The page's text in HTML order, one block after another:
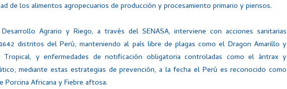
de los alimentos agropecuarios de producción y procesamiento primario y piensos.
Agrario y Riego, a través del SENASA, interviene con acciones sanitarias
distritos del Perú; manteniendo al país libre de plagas como el Dragon Amarillo y
Tropical, y enfermedades de notificación obligatoria controladas como el ántrax y
mediante estas estrategias de prevención, a la fecha el Perú es reconocido como
Porcina Africana y Fiebre aftosa.